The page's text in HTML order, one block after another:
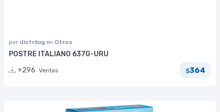
por distrilog en Otros
POSTRE ITALIANO 637G-URU
+296 Ventas $364